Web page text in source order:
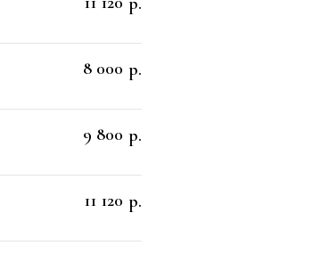
8 000 р.
9 800 р.
11 120 р.